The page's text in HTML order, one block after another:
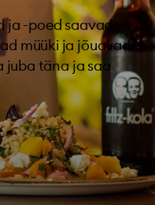
ja -poed saavad
müüki ja jõuavad
juba täna ja saa